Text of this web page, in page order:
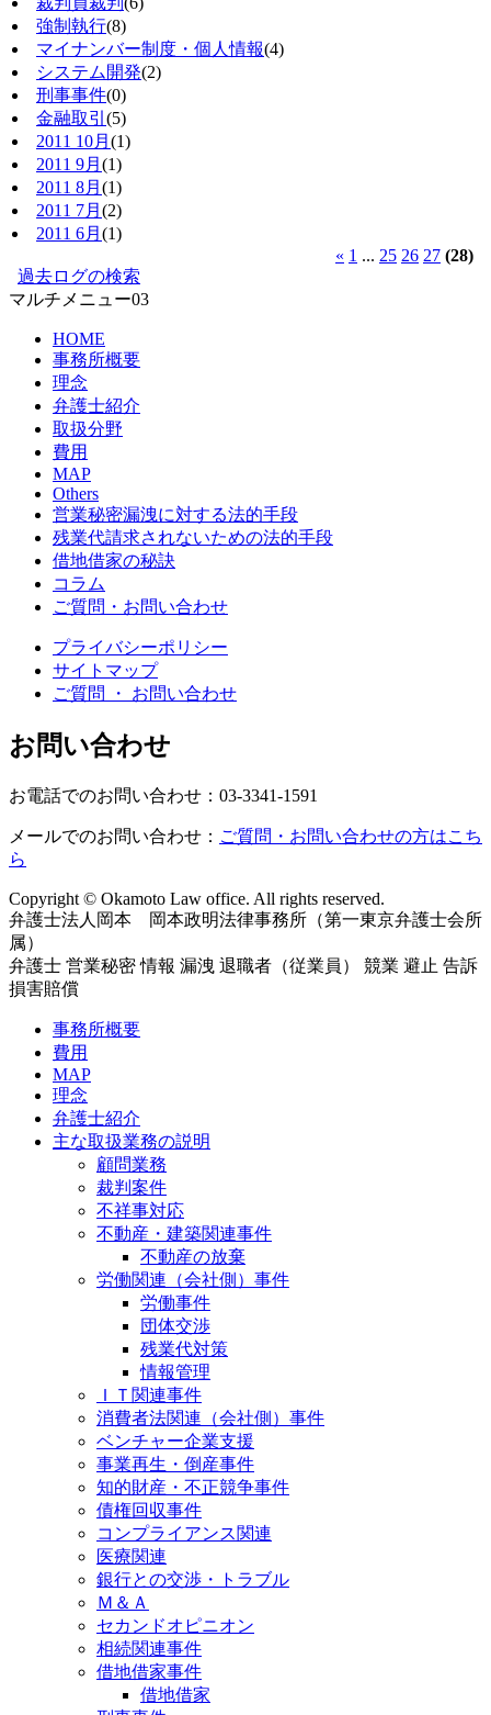
強制執行(8)
マイナンバー制度・個人情報(4)
システム開発(2)
刑事事件(0)
金融取引 (5)
2011 10月 (1)
2011 9月 (1)
2011 8月 (1)
2011 7月 (2)
2011 6月 (1)
« 1 ... 25 26 27 (28)
過去ログの検索
マルチメニュー03
HOME
事務所概要
理念
弁護士紹介
取扱分野
費用
MAP
Others
営業秘密漏洩に対する法的手段
残業代請求されないための法的手段
借地借家の秘訣
コラム
ご質問・お問い合わせ
プライバシーポリシー
サイトマップ
ご質問 ・ お問い合わせ
お問い合わせ
お電話でのお問い合わせ：03-3341-1591
メールでのお問い合わせ： ご質問・お問い合わせの方はこち
ら
Copyright © Okamoto Law office. All rights reserved.
弁護士法人岡本 岡本政明法律事務所（第一東京弁護士会所
属）
弁護士 営業秘密 情報 漏洩 退職者（従業員） 競業 避止 告訴
損害賠償
事務所概要
費用
MAP
理念
弁護士紹介
主な取扱業務の説明
顧問業務
裁判案件
不祥事対応
不動産・建築関連事件
不動産の放棄
労働関連（会社側）事件
労働事件
団体交渉
残業代対策
情報管理
ＩＴ関連事件
消費者法関連（会社側）事件
ベンチャー企業支援
事業再生・倒産事件
知的財産・不正競争事件
債権回収事件
コンプライアンス関連
医療関連
銀行との交渉・トラブル
Ｍ＆Ａ
セカンドオピニオン
相続関連事件
借地借家事件
借地借家